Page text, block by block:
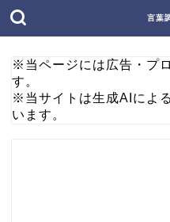
言葉
※当ページには広告・プ
す。
※当サイトは生成AIによ
います。